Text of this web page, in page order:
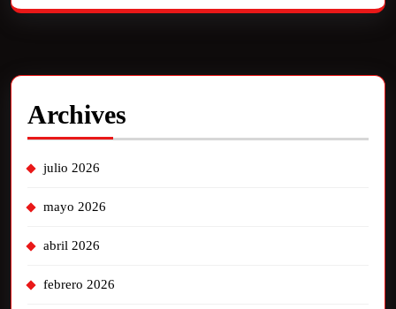
Archives
julio 2026
mayo 2026
abril 2026
febrero 2026